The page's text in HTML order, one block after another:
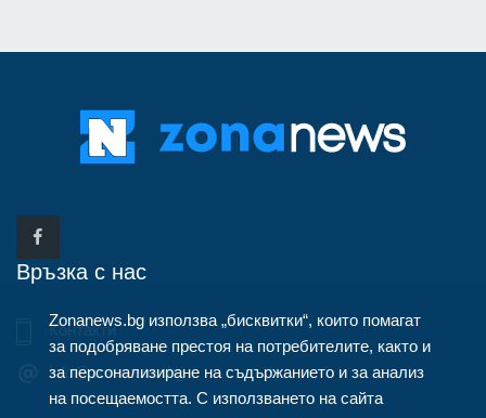
Връзка с нас
Контакти
info@zonanews.bg
Zonanews.bg използва „бисквитки“, които помагат
за подобряване престоя на потребителите, както и
за персонализиране на съдържанието и за анализ
на посещаемостта. С използването на сайта